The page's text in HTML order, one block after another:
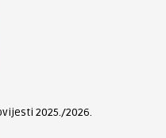
2025./2026.